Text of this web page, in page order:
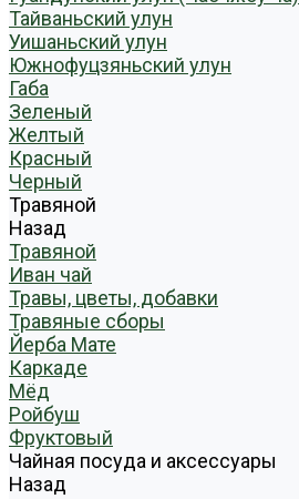
Тайваньский улун
Уишаньский улун
Южнофуцзяньский улун
Габа
Зеленый
Желтый
Красный
Черный
Травяной
Назад
Травяной
Иван чай
Травы, цветы, добавки
Травяные сборы
Йерба Мате
Каркаде
Мёд
Ройбуш
Фруктовый
Чайная посуда и аксессуары
Назад